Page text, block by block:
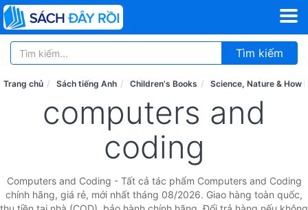
Tìm kiếm
Trang chủ Sách tiếng Anh Children's Books Science, Nature & How
computers and
coding
Computers and Coding - Tất cả tác phẩm Computers and Coding
chính hãng, giá rẻ, mới nhất tháng 08/2026. Giao hàng toàn quốc,